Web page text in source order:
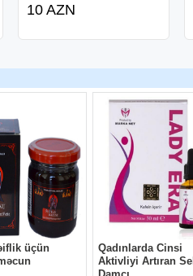
10 AZN